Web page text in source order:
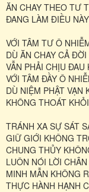
ĂN CHAY THEO TƯ
ĐANG LÀM ĐIỀU
VỚI TÂM TƯ Ô
DÙ ĂN CHAY CẢ ĐỜI
VẪN PHẢI CHỊU ĐAU
VỚI TÂM ĐẦY Ô
DÙ NIỆM PHẬT VẠN
KHÔNG THOÁT
TRÁNH XA SỰ SÁT
GIỮ GIỚI KHÔNG
CHUNG THỦY
LUÔN NÓI LỜI
MINH MẪN KHÔNG
THỰC HÀNH HẠNH